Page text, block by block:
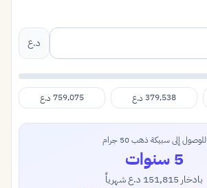
د.ع
379,538 د.ع 759,075 د.ع
للوصول إلى سبيكة ذهب 50 جرام
5 سنوات
بادخار 151,815 د.عشهرياً